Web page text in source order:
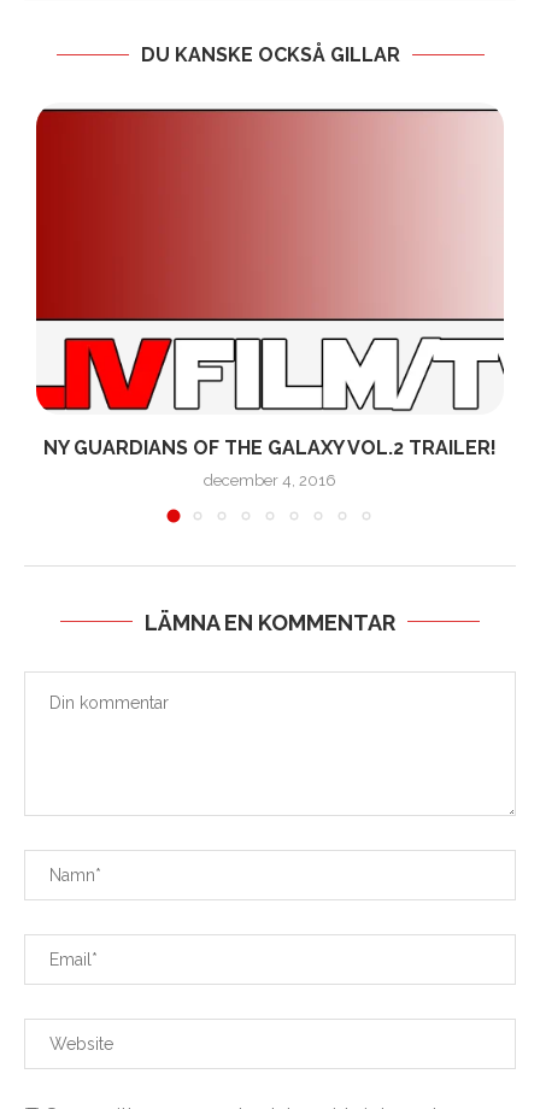
DU KANSKE OCKSÅ GILLAR
NY GUARDIANS OF THE GALAXY VOL.2 TRAILER!
december 4, 2016
LÄMNA EN KOMMENTAR